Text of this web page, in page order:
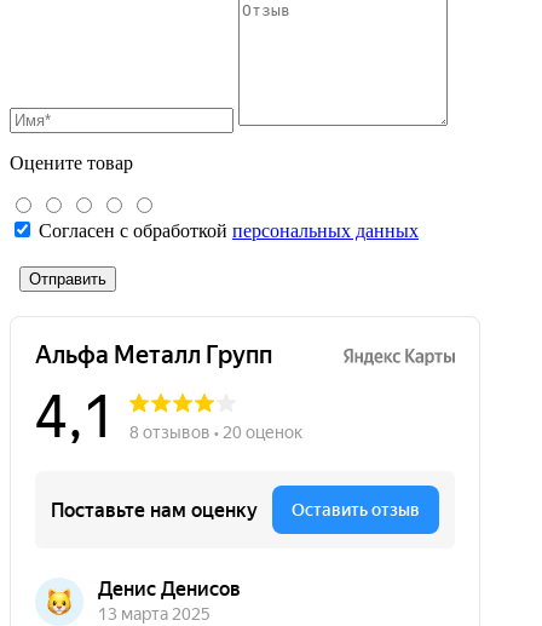
Оцените товар
Согласен с обработкой персональных данных
Отправить